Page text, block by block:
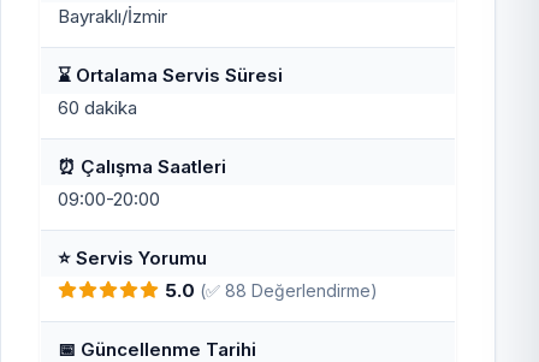
Bayraklı/İzmir
⌛ Ortalama Servis Süresi
60 dakika
⏰ Çalışma Saatleri
09:00-20:00
⭐ Servis Yorumu
5.0 (✅ 88 Değerlendirme)
📅 Güncellenme Tarihi